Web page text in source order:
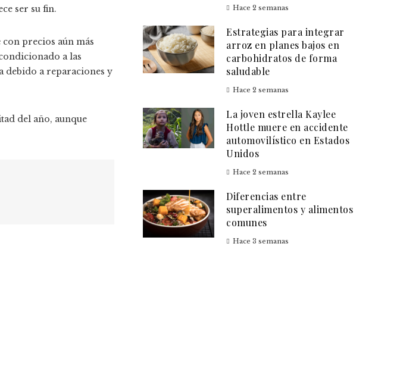
ser su fin.
precios aún más
a las
debido a reparaciones y
del año, aunque
Hace 2 semanas
Estrategias para integrar
arroz en planes bajos en
carbohidratos de forma
saludable
Hace 2 semanas
La joven estrella Kaylee
Hottle muere en accidente
automovilístico en Estados
Unidos
Hace 2 semanas
Diferencias entre
superalimentos y alimentos
comunes
Hace 3 semanas